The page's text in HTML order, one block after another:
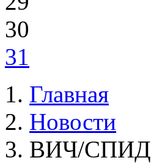
30
31
Главная
Новости
ВИЧ/СПИД